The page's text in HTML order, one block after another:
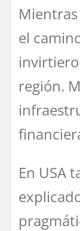
el
región.
En USA